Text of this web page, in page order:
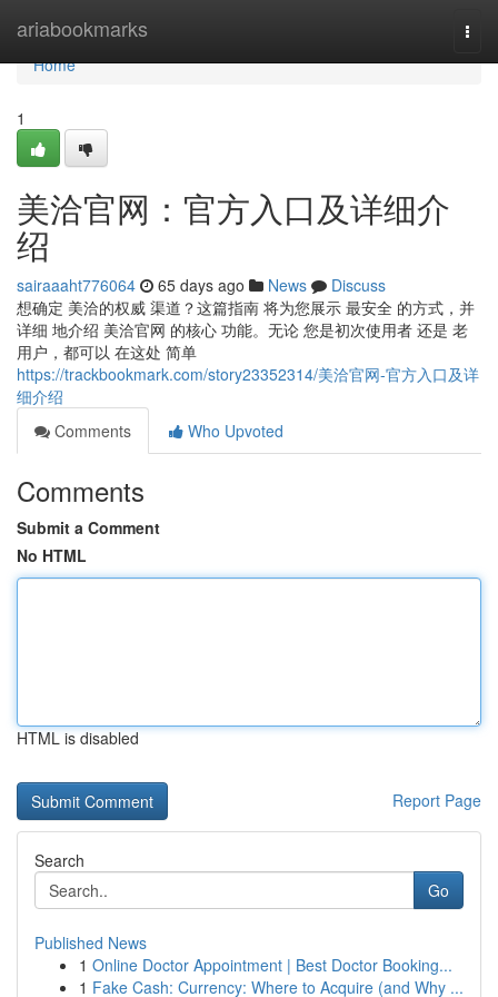
ariabookmarks
Home
Home
1
美洽官网：官方入口及详细介
绍
sairaaaht776064 65 days ago News
Discuss
想确定 美洽的权威 渠道？这篇指南 将为您展示 最安全 的方式，并
详细 地介绍 美洽官网 的核心 功能。无论 您是初次使用者 还是 老
用户，都可以 在这处 简单
https://trackbookmark.com/story23352314/美洽官网-官方入口及详
细介绍
Comments
Who Upvoted
Comments
Submit a Comment
No HTML
HTML is disabled
Report Page
Search
Go
Published News
1 Online Doctor Appointment | Best Doctor Booking...
1 Fake Cash: Currency: Where to Acquire (and Why ...